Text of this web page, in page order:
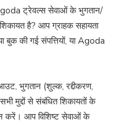
ट्रेवल्स सेवाओं के भुगतान/
है? आप ग्राहक सहायता
बुक की गई संपत्तियों, या Agoda
भुगतान (शुल्क, रद्दीकरण,
मुद्दों से संबंधित शिकायतों के
करें। आप विशिष्ट सेवाओं के